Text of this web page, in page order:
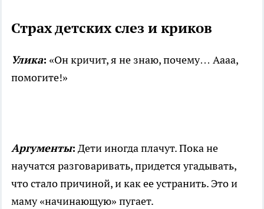
Страх детских слез и криков
Улика: «Он кричит, я не знаю, почему… Аааа,
помогите!»
Аргументы: Дети иногда плачут. Пока не
научатся разговаривать, придется угадывать,
что стало причиной, и как ее устранить. Это и
маму «начинающую» пугает.